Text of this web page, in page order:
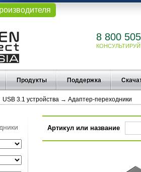
8 800
Продукты Поддержка
USB 3.1 устройства → Адаптер-переходники
Артикул или название